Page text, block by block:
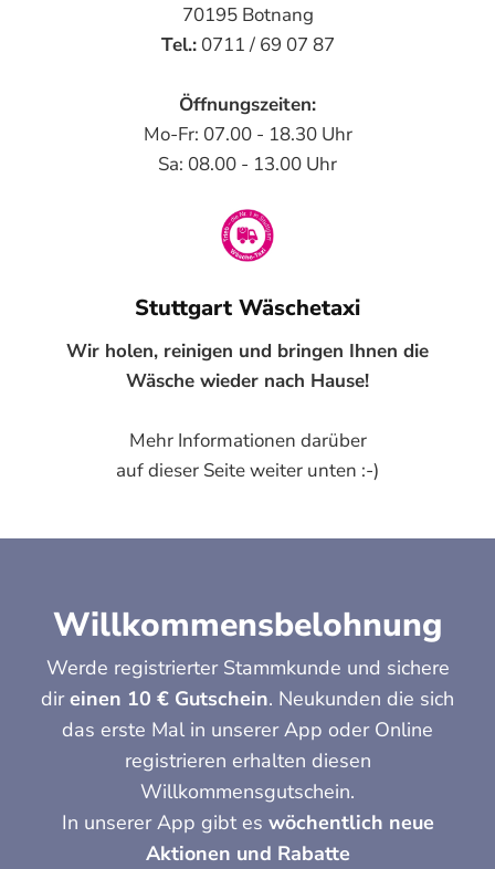
70195 Botnang
Tel.:0711 / 69 07 87
Öffnungszeiten:
Mo-Fr: 07.00 - 18.30 Uhr
Sa: 08.00 - 13.00 Uhr
Stuttgart Wäschetaxi
Wir holen, reinigen und bringen Ihnen die
Wäsche wieder nach Hause!
Mehr Informationen darüber
auf dieser Seite weiter unten :-)
Willkommensbelohnung
Werde registrierter Stammkunde und sichere
direinen 10 € Gutschein. Neukunden die sich
das erste Mal in unserer App oder Online
registrieren erhalten diesen
Willkommensgutschein.
In unserer App gibt es wöchentlich neue
Aktionen und Rabatte